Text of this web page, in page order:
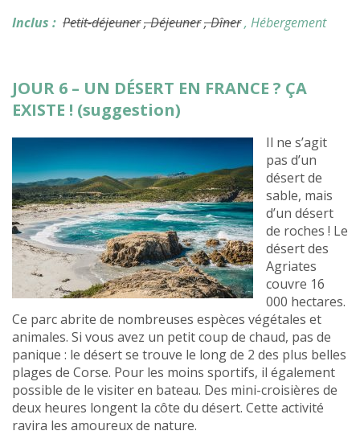
Inclus : Petit-déjeuner, Déjeuner, Dîner, Hébergement
JOUR 6 – UN DÉSERT EN FRANCE ? ÇA
EXISTE ! (suggestion)
Il ne s’agit
pas d’un
désert de
sable, mais
d’un désert
de roches ! Le
désert des
Agriates
couvre 16
000 hectares.
Ce parc abrite de nombreuses espèces végétales et
animales. Si vous avez un petit coup de chaud, pas de
panique : le désert se trouve le long de 2 des plus belles
plages de Corse. Pour les moins sportifs, il également
possible de le visiter en bateau. Des mini-croisières de
deux heures longent la côte du désert. Cette activité
ravira les amoureux de nature.